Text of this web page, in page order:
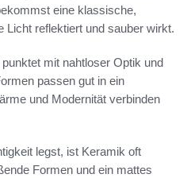
eine klassische,
Licht reflektiert und sauber wirkt.
mit nahtloser Optik und
passen gut in ein
und Modernität verbinden
legst, ist Keramik oft
Formen und ein mattes